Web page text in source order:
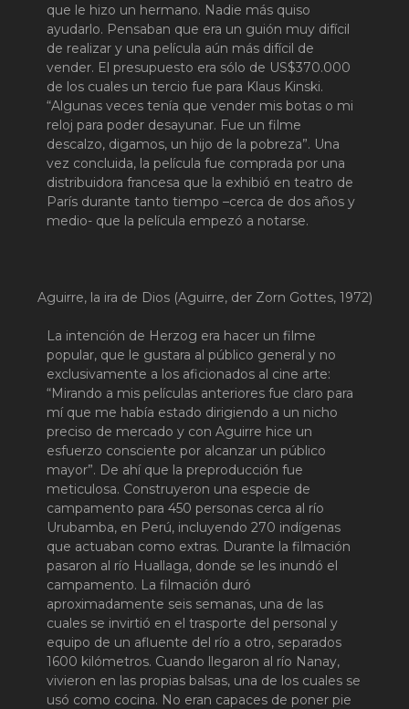
que le hizo un hermano. Nadie más quiso
ayudarlo. Pensaban que era un guión muy difícil
de realizar y una película aún más difícil de
vender. El presupuesto era sólo de US$370.000
de los cuales un tercio fue para Klaus Kinski.
“Algunas veces tenía que vender mis botas o mi
reloj para poder desayunar. Fue un filme
descalzo, digamos, un hijo de la pobreza”. Una
vez concluida, la película fue comprada por una
distribuidora francesa que la exhibió en teatro de
París durante tanto tiempo –cerca de dos años y
medio- que la película empezó a notarse.
Aguirre, la ira de Dios (Aguirre, der Zorn Gottes, 1972)
La intención de Herzog era hacer un filme
popular, que le gustara al público general y no
exclusivamente a los aficionados al cine arte:
“Mirando a mis películas anteriores fue claro para
mí que me había estado dirigiendo a un nicho
preciso de mercado y con Aguirre hice un
esfuerzo consciente por alcanzar un público
mayor”. De ahí que la preproducción fue
meticulosa. Construyeron una especie de
campamento para 450 personas cerca al río
Urubamba, en Perú, incluyendo 270 indígenas
que actuaban como extras. Durante la filmación
pasaron al río Huallaga, donde se les inundó el
campamento. La filmación duró
aproximadamente seis semanas, una de las
cuales se invirtió en el trasporte del personal y
equipo de un afluente del río a otro, separados
1600 kilómetros. Cuando llegaron al río Nanay,
vivieron en las propias balsas, una de los cuales se
usó como cocina. No eran capaces de poner pie